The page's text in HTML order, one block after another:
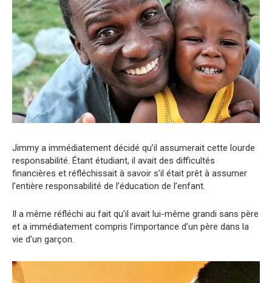
Jimmy a immédiatement décidé qu’il assumerait cette lourde
responsabilité. Étant étudiant, il avait des difficultés
financières et réfléchissait à savoir s’il était prêt à assumer
l’entière responsabilité de l’éducation de l’enfant.
Il a même réfléchi au fait qu’il avait lui-même grandi sans père
et a immédiatement compris l’importance d’un père dans la
vie d’un garçon.